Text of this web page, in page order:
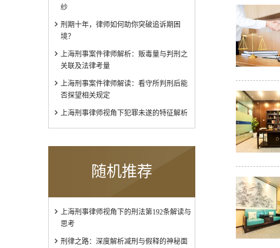
纱
刑期十年，律师如何助你突破追诉期困
境？
上海刑事案件律师解析：贩毒量与判刑之
关联及法律考量
上海刑事案件律师解读：看守所判刑后能
否探望相关规定
上海刑事律师视角下犯罪未遂的特征解析
随机推荐
上海刑事律师视角下的刑法第192条解读与
思考
刑律之路：深度解析减刑与假释的神秘面